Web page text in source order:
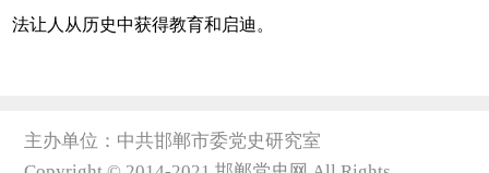
法让人从历史中获得教育和启迪。
主办单位：中共邯郸市委党史研究室